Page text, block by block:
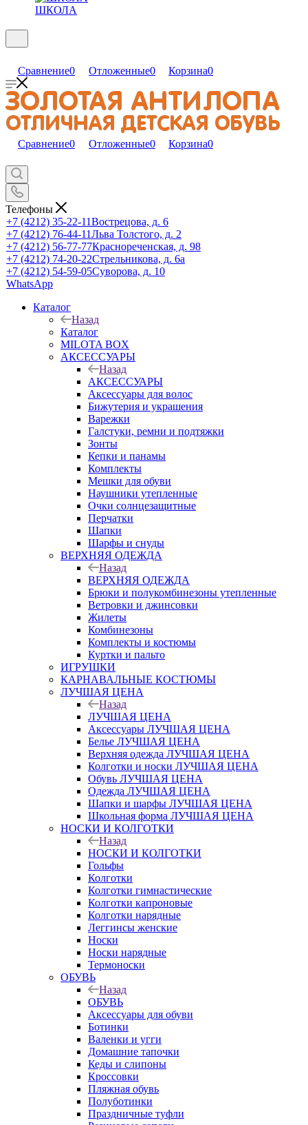
ШКОЛА
Сравнение0 Отложенные0 Корзина0
Сравнение0 Отложенные0 Корзина0
Телефоны
+7 (4212) 35-22-11Вострецова, д. 6
+7 (4212) 76-44-11Льва Толстого, д. 2
+7 (4212) 56-77-77Краснореченская, д. 98
+7 (4212) 74-20-22Стрельникова, д. 6а
+7 (4212) 54-59-05Суворова, д. 10
WhatsApp
Каталог
Назад
Каталог
MILOTA BOX
АКСЕССУАРЫ
Назад
АКСЕССУАРЫ
Аксессуары для волос
Бижутерия и украшения
Варежки
Галстуки, ремни и подтяжки
Зонты
Кепки и панамы
Комплекты
Мешки для обуви
Наушники утепленные
Очки солнцезащитные
Перчатки
Шапки
Шарфы и снуды
ВЕРХНЯЯ ОДЕЖДА
Назад
ВЕРХНЯЯ ОДЕЖДА
Брюки и полукомбинезоны утепленные
Ветровки и джинсовки
Жилеты
Комбинезоны
Комплекты и костюмы
Куртки и пальто
ИГРУШКИ
КАРНАВАЛЬНЫЕ КОСТЮМЫ
ЛУЧШАЯ ЦЕНА
Назад
ЛУЧШАЯ ЦЕНА
Аксессуары ЛУЧШАЯ ЦЕНА
Белье ЛУЧШАЯ ЦЕНА
Верхняя одежда ЛУЧШАЯ ЦЕНА
Колготки и носки ЛУЧШАЯ ЦЕНА
Обувь ЛУЧШАЯ ЦЕНА
Одежда ЛУЧШАЯ ЦЕНА
Шапки и шарфы ЛУЧШАЯ ЦЕНА
Школьная форма ЛУЧШАЯ ЦЕНА
НОСКИ И КОЛГОТКИ
Назад
НОСКИ И КОЛГОТКИ
Гольфы
Колготки
Колготки гимнастические
Колготки капроновые
Колготки нарядные
Леггинсы женские
Носки
Носки нарядные
Термоноски
ОБУВЬ
Назад
ОБУВЬ
Аксессуары для обуви
Ботинки
Валенки и угги
Домашние тапочки
Кеды и слипоны
Кроссовки
Пляжная обувь
Полуботинки
Праздничные туфли